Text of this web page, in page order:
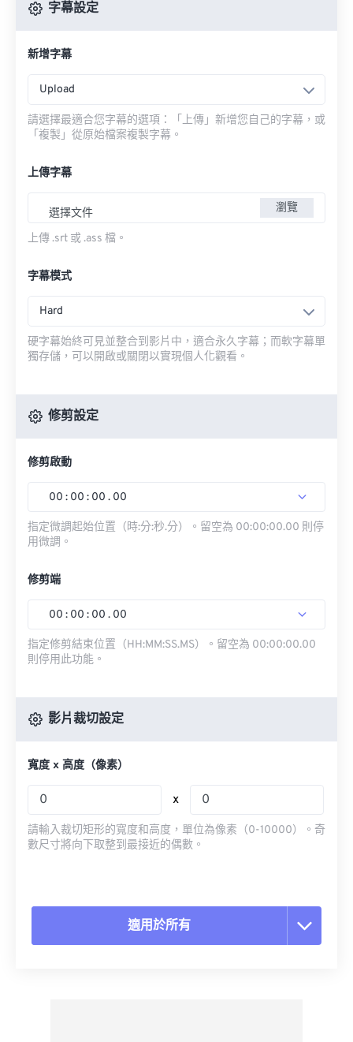
字幕設定
新增字幕
Upload
請選擇最適合您字幕的選項：「上傳」新增您自己的字幕，或
「複製」從原始檔案複製字幕。
上傳字幕
選擇文件 瀏覽
上傳 .srt 或 .ass 檔。
字幕模式
Hard
硬字幕始終可見並整合到影片中，適合永久字幕；而軟字幕單
獨存儲，可以開啟或關閉以實現個人化觀看。
修剪設定
修剪啟動
00 : 00 : 00 . 00
指定微調起始位置（時:分:秒.分）。留空為 00:00:00.00 則停
用微調。
修剪端
00 : 00 : 00 . 00
指定修剪結束位置（HH:MM:SS.MS）。留空為 00:00:00.00
則停用此功能。
影片裁切設定
寬度 x 高度（像素）
x
請輸入裁切矩形的寬度和高度，單位為像素（0-10000）。奇
數尺寸將向下取整到最接近的偶數。
適用於所有